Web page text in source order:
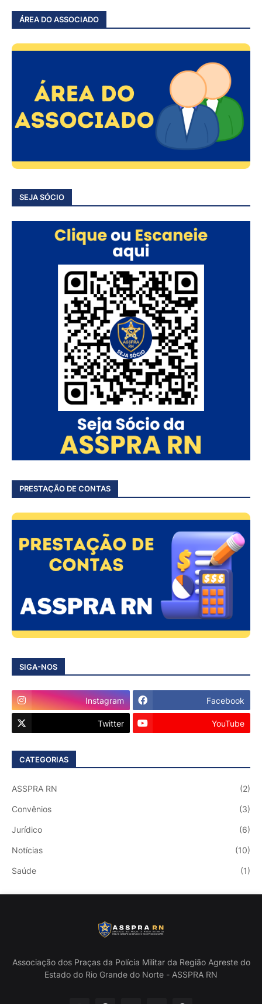
ÁREA DO ASSOCIADO
SEJA SÓCIO
PRESTAÇÃO DE CONTAS
SIGA-NOS
Instagram Facebook
Twitter YouTube
CATEGORIAS
ASSPRA RN (2)
Convênios (3)
Jurídico (6)
Notícias (10)
Saúde (1)
Associação dos Praças da Polícia Militar da Região Agreste do
Estado do Rio Grande do Norte - ASSPRA RN